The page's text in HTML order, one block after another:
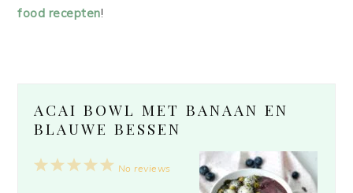
food recepten!
ACAI BOWL MET BANAAN EN
BLAUWE BESSEN
5
4
3
2
1
No reviews